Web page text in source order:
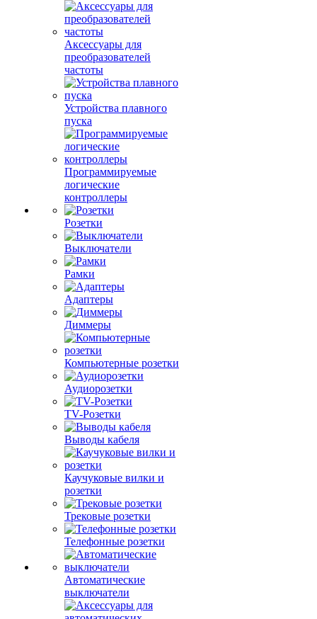
Аксессуары для
преобразователей
частоты
Устройства плавного
пуска
Программируемые
логические
контроллеры
Розетки
Выключатели
Рамки
Адаптеры
Диммеры
Компьютерные розетки
Аудиорозетки
TV-Розетки
Выводы кабеля
Каучуковые вилки и
розетки
Трековые розетки
Телефонные розетки
Автоматические
выключатели